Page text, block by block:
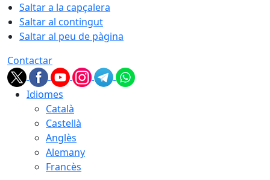
Saltar a la capçalera
Saltar al contingut
Saltar al peu de pàgina
Contactar
Idiomes
Català
Castellà
Anglès
Alemany
Francès